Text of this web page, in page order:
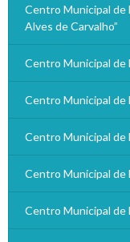
Centro Municipal de
Alves de Carvalho”
Centro Municipal de
Centro Municipal de
Centro Municipal de
Centro Municipal de
Centro Municipal de